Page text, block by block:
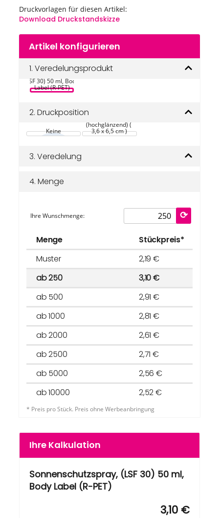
Druckvorlagen für diesen Artikel:
Download Druckstandskizze
Zum
Anfang
Bildgalerie
springen
Artikel konfigurieren
1. Veredelungsprodukt
Sonnenschutzspray,
(LSF 30) 50 ml, Body
Label (R-PET)
2. Druckposition
Keine
(hochglänzend) (
3,6 x 6,5 cm )
3. Veredelung
4. Menge
Ihre Wunschmenge:
Menge
Stückpreis*
Muster
2,19 €
ab 250
3,10 €
ab 500
2,91 €
ab 1000
2,81 €
ab 2000
2,61 €
ab 2500
2,71 €
ab 5000
2,56 €
ab 10000
2,52 €
* Preis pro Stück. Preis ohne Werbeanbringung
Ihre Kalkulation
Sonnenschutzspray, (LSF 30) 50 ml,
Body Label (R-PET)
3,10 €